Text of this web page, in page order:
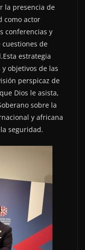
la presencia de
como actor
conferencias y
de
estrategia
objetivos de las
perspicaz de
Dios le asista,
sobre la
y africana
seguridad.